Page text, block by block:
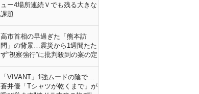
ュー4場所連続Ｖでも残る大きな
課題
高市首相の早過ぎた「熊本訪
問」の背景…震災から1週間たた
ず“視察強行”に批判殺到の案の定
「VIVANT」1強ムードの陰で…
蒼井優「Tシャツが乾くまで」が